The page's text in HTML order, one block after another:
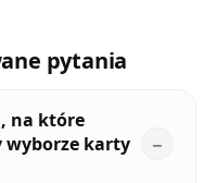
pytania
na które
wyborze karty